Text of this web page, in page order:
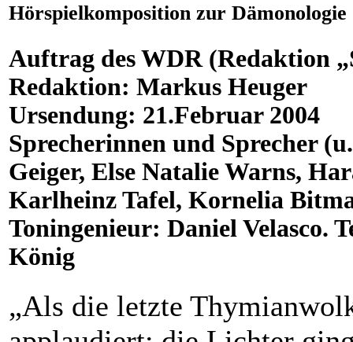
Hörspielkomposition zur
Auftrag des WDR (Redaktion
Redaktion: Markus Heuger
Ursendung: 21.Februar 2004
Sprecherinnen und Sprecher
Geiger, Else Natalie Warns,
Karlheinz Tafel, Kornelia
Toningenieur: Daniel Velasco.
König
„Als die letzte